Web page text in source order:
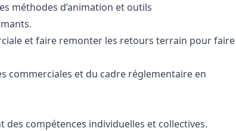
méthodes d’animation et outils
et faire remonter les retours terrain pour faire
commerciales et du cadre réglementaire en
des compétences individuelles et collectives.